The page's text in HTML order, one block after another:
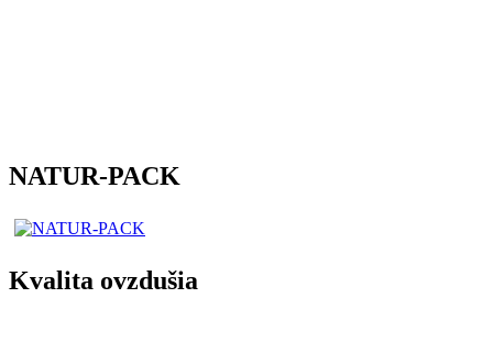
NATUR-PACK
Kvalita ovzdušia